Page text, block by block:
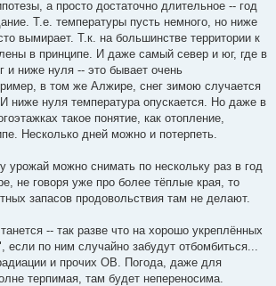
а просто достаточно длительное -- год
Т.е. температуры пусть немного, но ниже
вымирает. Т.к. на большинстве территории к
в принципе. И даже самый север и юг, где в
и ниже нуля -- это бывает очень
в том же Алжире, снег зимою случается
ниже нуля температура опускается. Но даже в
такое понятие, как отопление,
Несколько дней можно и потерпеть.
урожай можно снимать по нескольку раз в год
не говоря уже про более тёплые края, то
запасов продовольствия там не делают.
-- так разве что на хорошо укреплённых
по ним случайно забудут отбомбиться...
и прочих ОВ. Погода, даже для
терпимая, там будет непереносима.